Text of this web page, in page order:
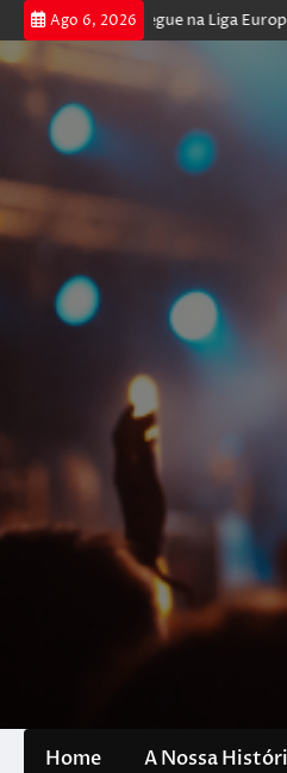
Ago 6, 2026
e prossegue na Liga Europa
Home A Nossa